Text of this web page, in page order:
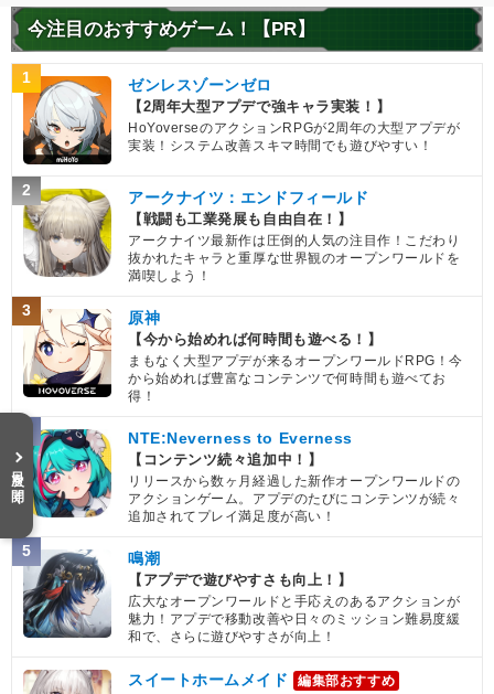
今注目のおすすめゲーム！【PR】
1 ゼンレスゾーンゼロ
【2周年大型アプデで強キャラ実装！】
HoYoverseのアクションRPGが2周年の大型アプデが
実装！システム改善スキマ時間でも遊びやすい！
2 アークナイツ：エンドフィールド
【戦闘も工業発展も自由自在！】
アークナイツ最新作は圧倒的人気の注目作！こだわり
抜かれたキャラと重厚な世界観のオープンワールドを
満喫しよう！
3 原神
【今から始めれば何時間も遊べる！】
まもなく大型アプデが来るオープンワールドRPG！今
から始めれば豊富なコンテンツで何時間も遊べてお
得！
NTE:Neverness to Everness
【コンテンツ続々追加中！】
リリースから数ヶ月経過した新作オープンワールドの
アクションゲーム。アプデのたびにコンテンツが続々
追加されてプレイ満足度が高い！
5 鳴潮
【アプデで遊びやすさも向上！】
広大なオープンワールドと手応えのあるアクションが
魅力！アプデで移動改善や日々のミッション難易度緩
和で、さらに遊びやすさが向上！
スイートホームメイド 編集部おすすめ
目次を開く